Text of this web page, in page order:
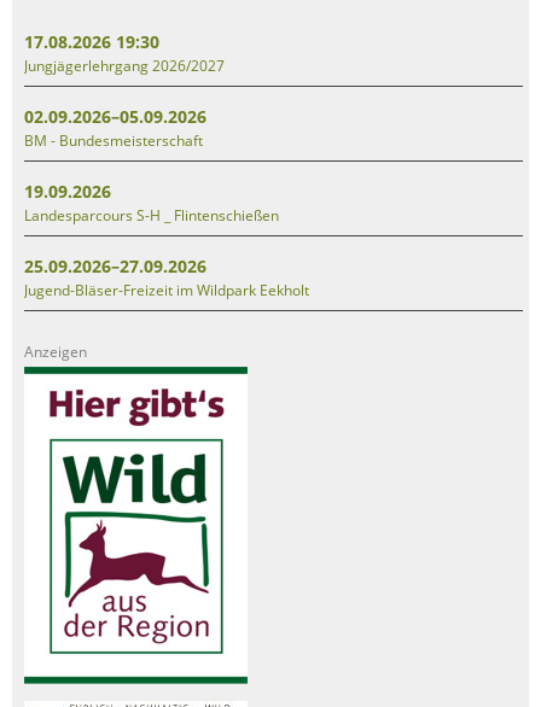
17.08.2026 19:30
Jungjägerlehrgang 2026/2027
02.09.2026–05.09.2026
BM - Bundesmeisterschaft
19.09.2026
Landesparcours S-H _ Flintenschießen
25.09.2026–27.09.2026
Jugend-Bläser-Freizeit im Wildpark Eekholt
Anzeigen